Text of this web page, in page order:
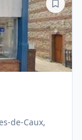
de-Caux,